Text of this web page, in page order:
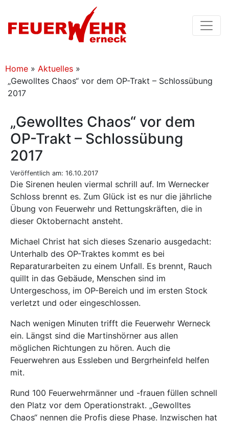
Home » Aktuelles »
„Gewolltes Chaos“ vor dem OP-Trakt – Schlossübung
2017
„Gewolltes Chaos“ vor dem
OP-Trakt – Schlossübung
2017
Veröffentlich am: 16.10.2017
Die Sirenen heulen viermal schrill auf. Im Wernecker
Schloss brennt es. Zum Glück ist es nur die jährliche
Übung von Feuerwehr und Rettungskräften, die in
dieser Oktobernacht ansteht.
Michael Christ hat sich dieses Szenario ausgedacht:
Unterhalb des OP-Traktes kommt es bei
Reparaturarbeiten zu einem Unfall. Es brennt, Rauch
quillt in das Gebäude, Menschen sind im
Untergeschoss, im OP-Bereich und im ersten Stock
verletzt und oder eingeschlossen.
Nach wenigen Minuten trifft die Feuerwehr Werneck
ein. Längst sind die Martinshörner aus allen
möglichen Richtungen zu hören. Auch die
Feuerwehren aus Essleben und Bergrheinfeld helfen
mit.
Rund 100 Feuerwehrmänner und -frauen füllen schnell
den Platz vor dem Operationstrakt. „Gewolltes
Chaos“ nennen die Profis diese Phase. Inzwischen hat